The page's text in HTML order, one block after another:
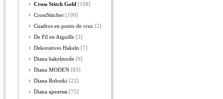
Cross Stitch Gold [108]
CrossStitcher [109]
Cuadros en punto de cruz [2]
De Fil en Aiguille [3]
Dekoratives Hakeln [7]
Diana hakelmode [9]
Diana MODEN [83]
Diana Robotki [22]
Diana креатив [75]